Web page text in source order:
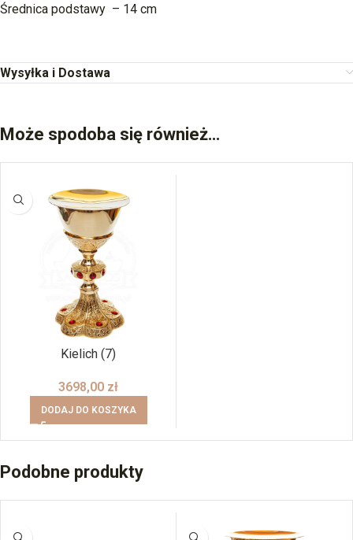
Średnica podstawy – 14 cm
Wysyłka i Dostawa
Może spodoba się również…
Kielich (7)
3698,00 zł
DODAJ DO KOSZYKA
Podobne produkty